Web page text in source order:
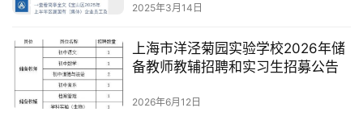
2025年3月14日
上海市洋泾菊园实验学校2026年储
备教师教辅招聘和实习生招募公告
2026年6月12日